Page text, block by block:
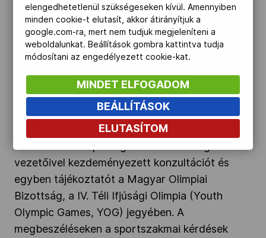
Konzultációsorozat a téli ifjúsági olimpia
jegyében" />
Konzultációsorozat a téli ifjúsági olimpia
jegyében
vezetőivel kezdeményezett konzultációt és
egyben tájékoztatót a Magyar Olimpiai
Bizottság, a IV. Téli Ifjúsági Olimpia (Youth
Olympic Games, YOG) jegyében. A
megbeszéléseken a sportszakmai kérdések
elengedhetetlenül szükségeseken kívül. Amennyiben
minden cookie-t elutasít, akkor átirányítjuk a
google.com-ra, mert nem tudjuk megjeleníteni a
weboldalunkat. Beállítások gombra kattintva tudja
módosítani az engedélyezett cookie-kat.
MINDET ELFOGADOM
BEÁLLÍTÁSOK
ELUTASÍTOM